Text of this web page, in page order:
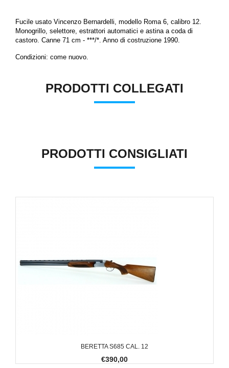
Fucile usato Vincenzo Bernardelli, modello Roma 6, calibro 12.
Monogrillo, selettore, estrattori automatici e astina a coda di
castoro. Canne 71 cm - ***/*. Anno di costruzione 1990.
Condizioni: come nuovo.
PRODOTTI COLLEGATI
PRODOTTI CONSIGLIATI
BERETTA S685 CAL. 12
€390,00